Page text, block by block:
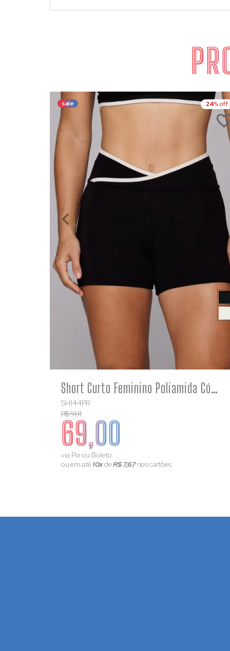
sale 24% off
Short Curto Feminino Poliamida Cós Cruzado Afina Cintura Preto
SH144PR
R$ 91,11
69,00
via Pix ou Boleto
ou em até10xdeR$ 7,67nos cartões
COMPRE